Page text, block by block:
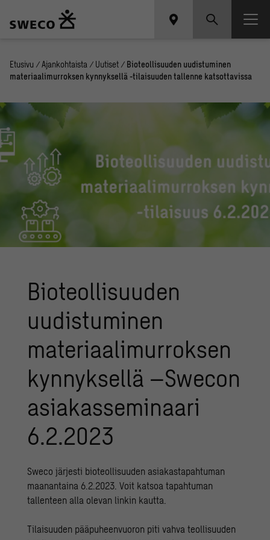
Etusivu / Ajankohtaista / Uutiset / Bioteollisuuden uudistuminen
materiaalimurroksen kynnyksellä -tilaisuuden tallenne katsottavissa
Bioteollisuuden
uudistuminen
materiaalimurroksen
kynnyksellä –Swecon
asiakasseminaari
6.2.2023
Sweco järjesti bioteollisuuden asiakastapahtuman
maanantaina 6.2.2023. Voit katsoa tapahtuman
tallenteen alla olevan linkin kautta.
Tilaisuuden pääpuheenvuoron piti vahva teollisuuden